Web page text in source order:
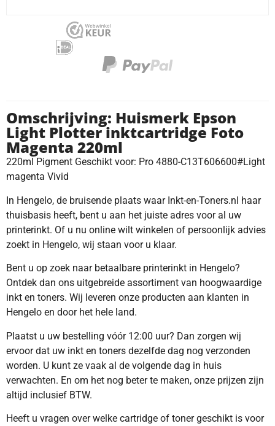
Omschrijving: Huismerk Epson
Light Plotter inktcartridge Foto
Magenta 220ml
220ml Pigment Geschikt voor: Pro 4880-C13T606600#Light
magenta Vivid
In Hengelo, de bruisende plaats waar Inkt-en-Toners.nl haar
thuisbasis heeft, bent u aan het juiste adres voor al uw
printerinkt. Of u nu online wilt winkelen of persoonlijk advies
zoekt in Hengelo, wij staan voor u klaar.
Bent u op zoek naar betaalbare printerinkt in Hengelo?
Ontdek dan ons uitgebreide assortiment van hoogwaardige
inkt en toners. Wij leveren onze producten aan klanten in
Hengelo en door het hele land.
Plaatst u uw bestelling vóór 12:00 uur? Dan zorgen wij
ervoor dat uw inkt en toners dezelfde dag nog verzonden
worden. U kunt ze vaak al de volgende dag in huis
verwachten. En om het nog beter te maken, onze prijzen zijn
altijd inclusief BTW.
Heeft u vragen over welke cartridge of toner geschikt is voor